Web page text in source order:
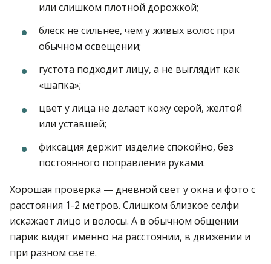
или слишком плотной дорожкой;
блеск не сильнее, чем у живых волос при
обычном освещении;
густота подходит лицу, а не выглядит как
«шапка»;
цвет у лица не делает кожу серой, желтой
или уставшей;
фиксация держит изделие спокойно, без
постоянного поправления руками.
Хорошая проверка — дневной свет у окна и фото с
расстояния 1-2 метров. Слишком близкое селфи
искажает лицо и волосы. А в обычном общении
парик видят именно на расстоянии, в движении и
при разном свете.